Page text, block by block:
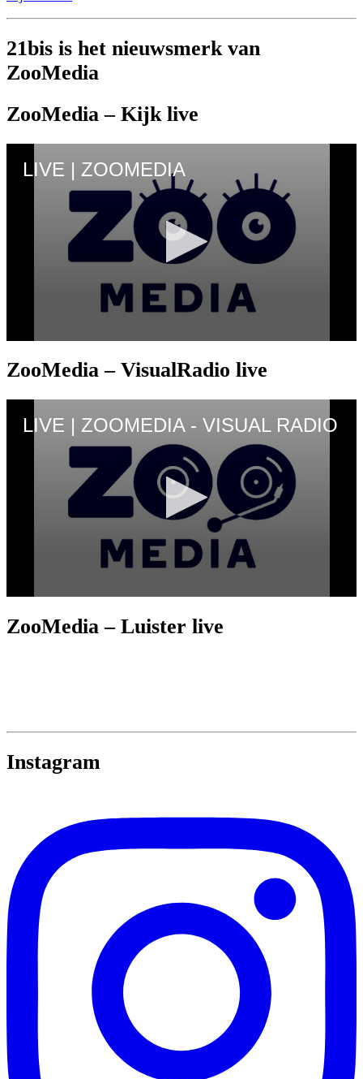
21bis is het nieuwsmerk van
ZooMedia
ZooMedia – Kijk live
ZooMedia – VisualRadio live
ZooMedia – Luister live
Instagram